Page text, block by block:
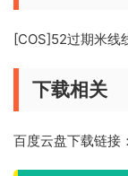
[COS]52过期米线
下载相关
百度云盘下载链接：